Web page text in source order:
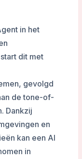
in het
dit met
gevolgd
de tone-of-
Dankzij
en
kan een AI
in